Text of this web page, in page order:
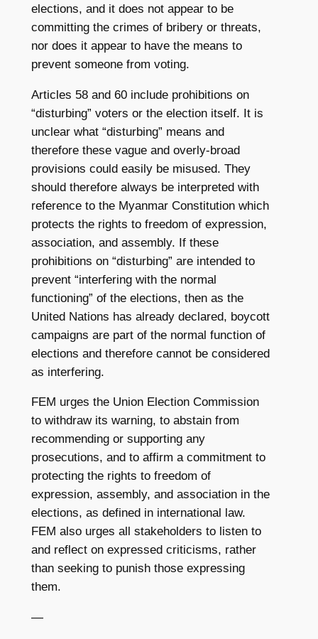
elections, and it does not appear to be
committing the crimes of bribery or threats,
nor does it appear to have the means to
prevent someone from voting.
Articles 58 and 60 include prohibitions on
“disturbing” voters or the election itself. It is
unclear what “disturbing” means and
therefore these vague and overly-broad
provisions could easily be misused. They
should therefore always be interpreted with
reference to the Myanmar Constitution which
protects the rights to freedom of expression,
association, and assembly. If these
prohibitions on “disturbing” are intended to
prevent “interfering with the normal
functioning” of the elections, then as the
United Nations has already declared, boycott
campaigns are part of the normal function of
elections and therefore cannot be considered
as interfering.
FEM urges the Union Election Commission
to withdraw its warning, to abstain from
recommending or supporting any
prosecutions, and to affirm a commitment to
protecting the rights to freedom of
expression, assembly, and association in the
elections, as defined in international law.
FEM also urges all stakeholders to listen to
and reflect on expressed criticisms, rather
than seeking to punish those expressing
them.
—